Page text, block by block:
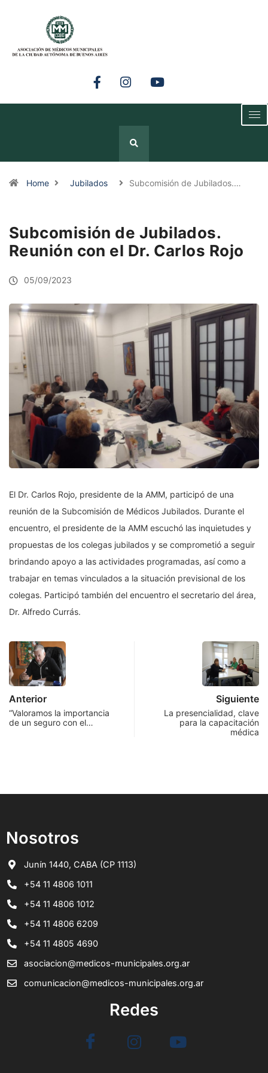
Home Jubilados Subcomisión de Jubilados.…
Subcomisión de Jubilados.
Reunión con el Dr. Carlos Rojo
05/09/2023
El Dr. Carlos Rojo, presidente de la AMM, participó de una
reunión de la Subcomisión de Médicos Jubilados. Durante el
encuentro, el presidente de la AMM escuchó las inquietudes y
propuestas de los colegas jubilados y se comprometió a seguir
brindando apoyo a las actividades programadas, así como a
trabajar en temas vinculados a la situación previsional de los
colegas. Participó también del encuentro el secretario del área,
Dr. Alfredo Currás.
Anterior
“Valoramos la importancia
de un seguro con el…
Siguiente
La presencialidad, clave
para la capacitación
médica
Nosotros
Junín 1440, CABA (CP 1113)
+54 11 4806 1011
+54 11 4806 1012
+54 11 4806 6209
+54 11 4805 4690
asociacion@medicos-municipales.org.ar
comunicacion@medicos-municipales.org.ar
Redes